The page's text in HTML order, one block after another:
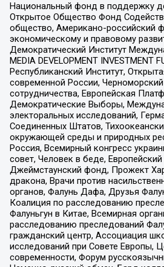
Национальный фонд в поддержку
Открытое Общество Фонд
общество, Американо-российский
экономическому и правовому
Демократический Институт
MEDIA DEVELOPMENT
Республиканский Институт,
современной России,
сотрудничества, Европейская
Демократические Выборы,
электоральных исследований,
Соединенных Штатов,
окружающей среды и природных
Россия, Всемирный конгресс
совет, Человек в беде,
Джеймстаунский фонд, Прожект
дракона, Врачи против
органов, Фалунь Дафа, Друзья
Коалиция по расследованию
Фалуньгун в Китае, Всемирная
расследованию преследований
гражданский центр, Ассоциация
исследований при Совете Европы,
современности, Форум